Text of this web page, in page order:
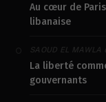
Au cœur de
libanaise
SAOUD EL MAWLA
La liberté
gouvernants